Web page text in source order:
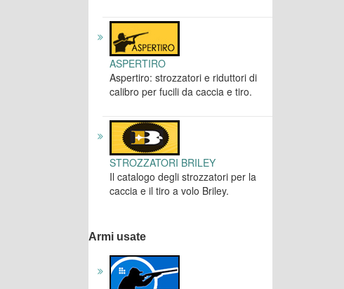
ASPERTIRO
Aspertiro: strozzatori e riduttori di
calibro per fucili da caccia e tiro.
STROZZATORI BRILEY
Il catalogo degli strozzatori per la
caccia e il tiro a volo Briley.
Armi usate